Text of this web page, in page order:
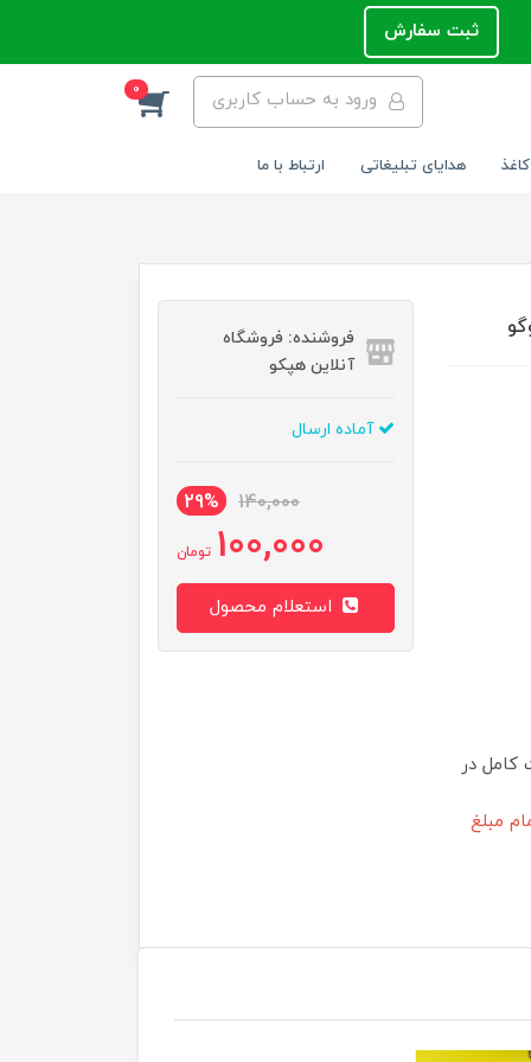
ثبت سفارش
ورود به حساب کاربری 0
هدایای تبلیغاتی ارتباط با ما
کامل در
مبلغ
فروشنده: فروشگاه
آنلاین هپکو
آماده ارسال
140,000
29%
100,000 تومان